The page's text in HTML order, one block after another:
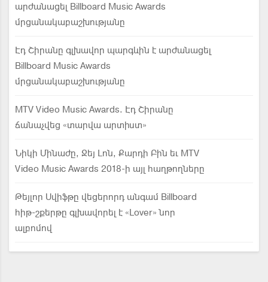
արժանացել Billboard Music Awards
մրցանակաբաշխությանը
Էդ Շիրանը գլխավոր պարգևին է արժանացել
Billboard Music Awards
մրցանակաբաշխությանը
MTV Video Music Awards. Էդ Շիրանը
ճանաչվեց «տարվա արտիստ»
Նիկի Մինաժը, Ջեյ Լոն, Քարդի Բին եւ MTV
Video Music Awards 2018-ի այլ հաղթողները
Թեյլոր Սվիֆթը վեցերորդ անգամ Billboard
հիթ-շքերթը գլխավորել է «Lover» նոր
ալբոմով